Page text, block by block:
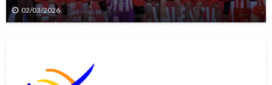
02/03/2026